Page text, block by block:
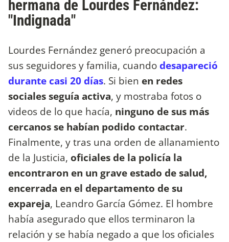
hermana de Lourdes Fernández:
"Indignada"
Lourdes Fernández generó preocupación a
sus seguidores y familia, cuandodesapareció
durante casi 20 días. Si bien en redes
sociales seguía activa, y mostraba fotos o
videos de lo que hacía, ninguno de sus más
cercanos se habían podido contactar.
Finalmente, y tras una orden de allanamiento
de la Justicia, oficiales de la policía la
encontraron en un grave estado de salud,
encerrada en el departamento de su
expareja, Leandro García Gómez. El hombre
había asegurado que ellos terminaron la
relación y se había negado a que los oficiales